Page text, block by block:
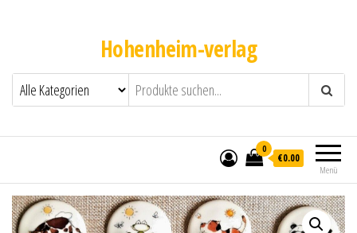
Hohenheim-verlag
Menü
0
€0.00